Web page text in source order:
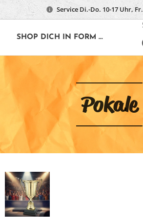
Service Di.-Do. 10-17 Uhr,
SHOP DICH IN FORM ...
Pokale